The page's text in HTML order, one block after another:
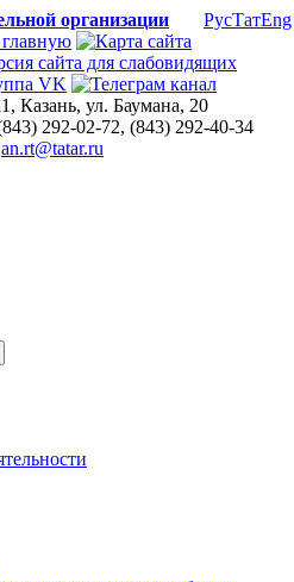
организации РусТатEng
Казань, ул. Баумана, 20
292-02-72, (843) 292-40-34
an.rt@tatar.ru